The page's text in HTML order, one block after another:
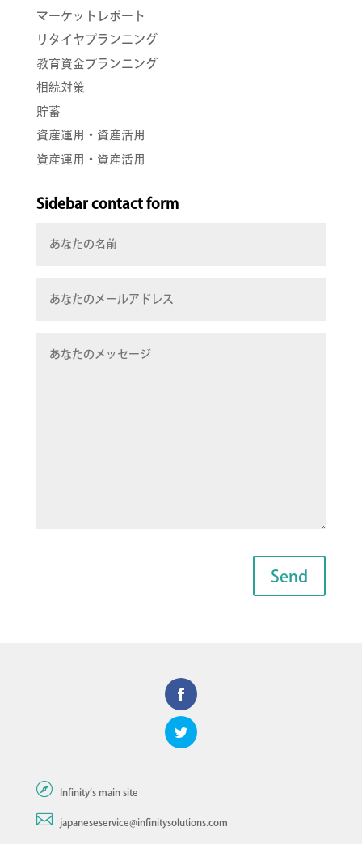
マーケットレポート
リタイヤプランニング
教育資金プランニング
相続対策
貯蓄
資産運用・資産活用
資産運用・資産活用
Sidebar contact form
 Infinity's main site
 japaneseservice@infinitysolutions.com